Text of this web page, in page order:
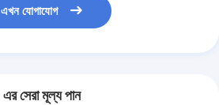
এখন যোগাযোগ
এর সেরা মূল্য পান